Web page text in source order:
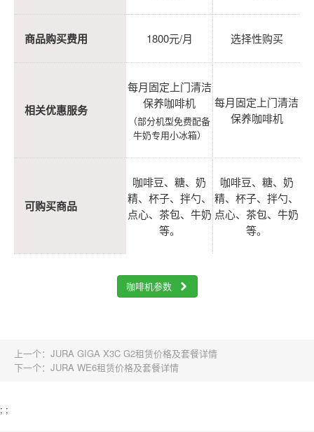
商品购买费用 1800元/月 选择性购买
相关优惠服务
每月固定上门清洁
保养咖啡机
（部分机型免费配备
牛奶专用小冰箱）
每月固定上门清洁
保养咖啡机
可购买商品
咖啡豆、糖、奶
精、杯子、拌勺、
点心、茶包、牛奶
等。
咖啡豆、糖、奶
精、杯子、拌勺、
点心、茶包、牛奶
等。
咖啡机参数
上一个： JURA GIGA X3C G2租赁价格及套餐详情
下一个： JURA WE6租赁价格及套餐详情
; ;